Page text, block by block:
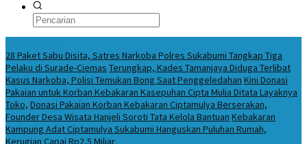
28 Paket Sabu Disita, Satres Narkoba Polres Sukabumi Tangkap Tiga
Pelaku di Surade-Ciemas Terungkap, Kades Tamanjaya Diduga Terlibat
Kasus Narkoba, Polisi Temukan Bong Saat Penggeledahan Kini Donasi
Pakaian untuk Korban Kebakaran Kasepuhan Cipta Mulia Ditata Layaknya
Toko, Donasi Pakaian Korban Kebakaran Ciptamulya Berserakan,
Founder Desa Wisata Hanjeli Soroti Tata Kelola Bantuan Kebakaran
Kampung Adat Ciptamulya Sukabumi Hanguskan Puluhan Rumah,
Kerugian Capai Rp2,5 Miliar